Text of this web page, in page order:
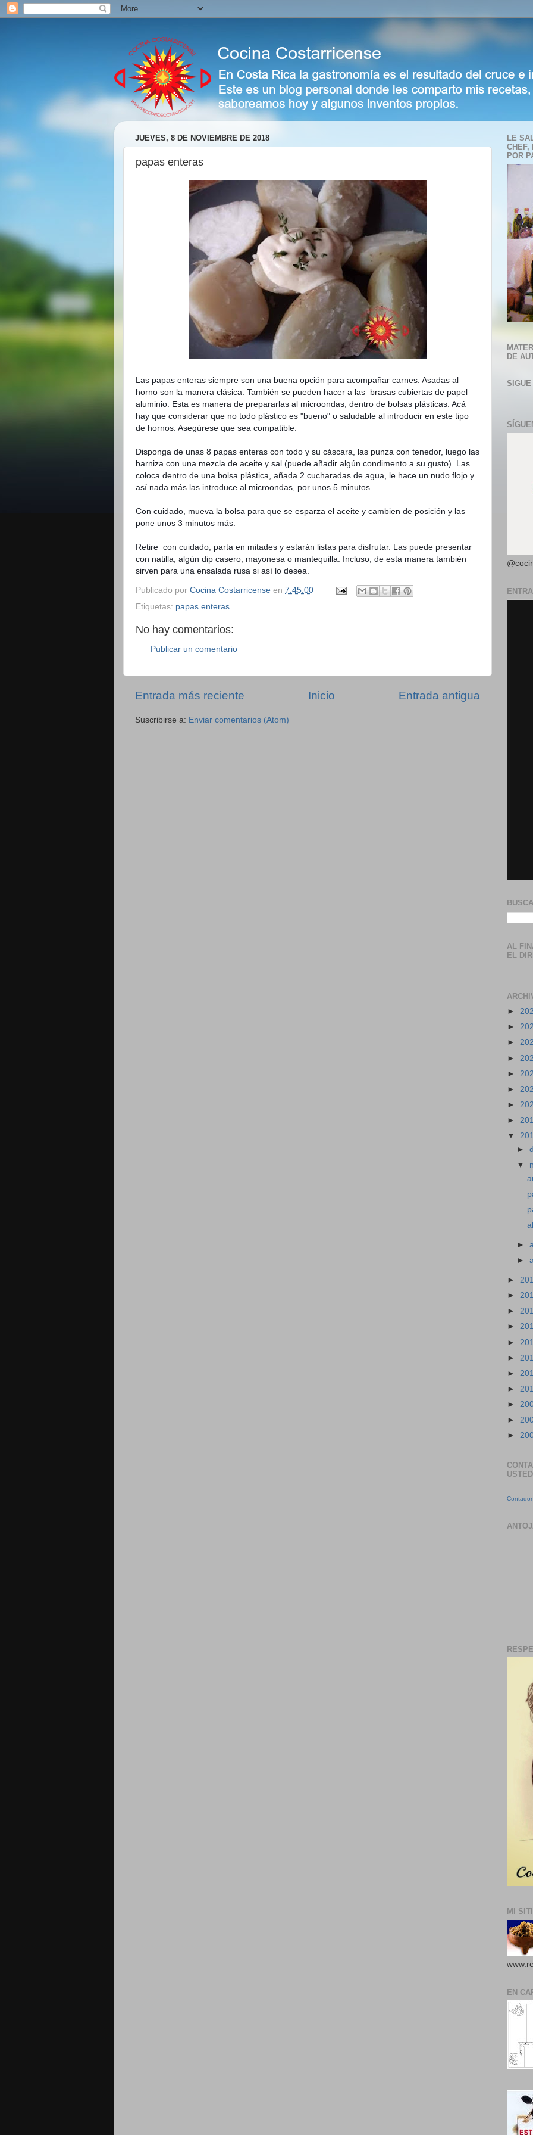
JUEVES, 8 DE NOVIEMBRE DE 2018
papas enteras
Las papas enteras siempre son una buena opción para acompañar carnes. Asadas al
horno son la manera clásica. También se pueden hacer a las brasas cubiertas de papel
aluminio. Esta es manera de prepararlas al microondas, dentro de bolsas plásticas. Acá
hay que considerar que no todo plástico es "bueno" o saludable al introducir en este tipo
de hornos. Asegúrese que sea compatible.
Disponga de unas 8 papas enteras con todo y su cáscara, las punza con tenedor, luego las
barniza con una mezcla de aceite y sal (puede añadir algún condimento a su gusto). Las
coloca dentro de una bolsa plástica, añada 2 cucharadas de agua, le hace un nudo flojo y
así nada más las introduce al microondas, por unos 5 minutos.
Con cuidado, mueva la bolsa para que se esparza el aceite y cambien de posición y las
pone unos 3 minutos más.
Retire con cuidado, parta en mitades y estarán listas para disfrutar. Las puede presentar
con natilla, algún dip casero, mayonesa o mantequilla. Incluso, de esta manera también
sirven para una ensalada rusa si así lo desea.
Publicado por Cocina Costarricense en 7:45:00
Etiquetas: papas enteras
No hay comentarios:
Publicar un comentario
Entrada más reciente Entrada antigua
Inicio
Suscribirse a: Enviar comentarios (Atom)
LE
CHEF,
POR
DE
AL
EL
►
►
►
►
►
►
►
►
▼
►
▼
►
►
►
►
►
►
►
►
►
►
►
►
►
MI
EN